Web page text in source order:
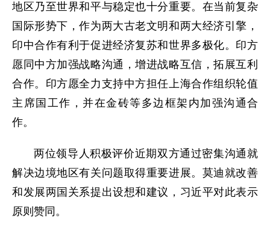
地区乃至世界和平与稳定也十分重要。在当前复杂
国际形势下，作为两大古老文明和两大经济引擎，
印中合作有利于促进经济复苏和世界多极化。印方
愿同中方加强战略沟通，增进战略互信，拓展互利
合作。印方愿全力支持中方担任上海合作组织轮值
主席国工作，并在金砖等多边框架内加强沟通合
作。
两位领导人积极评价近期双方通过密集沟通就
解决边境地区有关问题取得重要进展。莫迪就改善
和发展两国关系提出设想和建议，习近平对此表示
原则赞同。